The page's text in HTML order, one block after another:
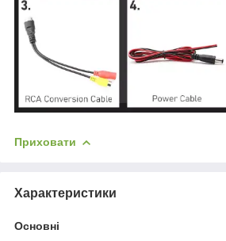
Приховати
Характеристики
Основні